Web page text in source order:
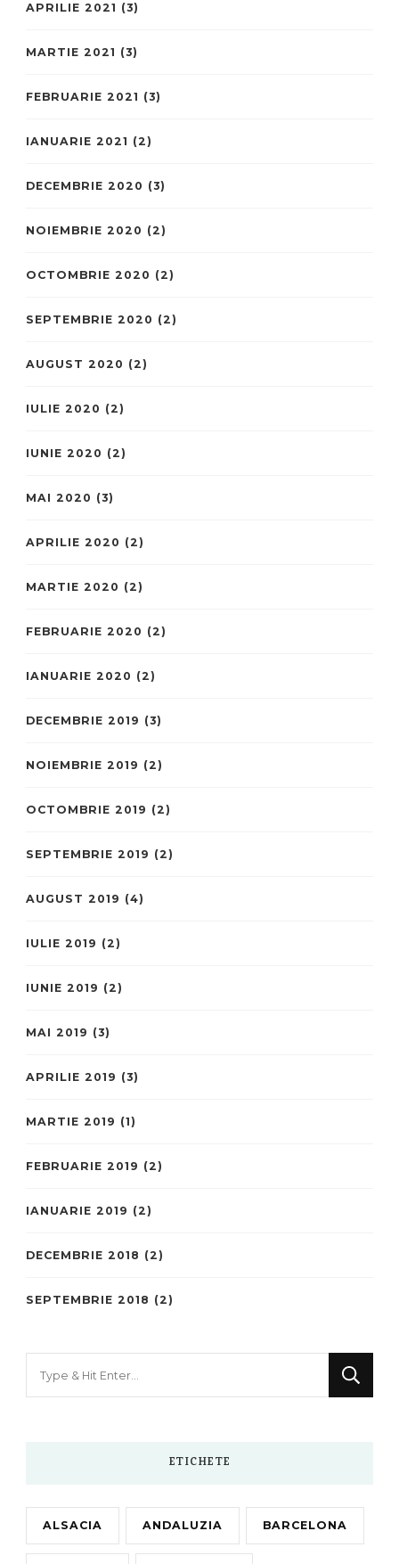
APRILIE 2021 (3)
MARTIE 2021 (3)
FEBRUARIE 2021 (3)
IANUARIE 2021 (2)
DECEMBRIE 2020 (3)
NOIEMBRIE 2020 (2)
OCTOMBRIE 2020 (2)
SEPTEMBRIE 2020 (2)
AUGUST 2020 (2)
IULIE 2020 (2)
IUNIE 2020 (2)
MAI 2020 (3)
APRILIE 2020 (2)
MARTIE 2020 (2)
FEBRUARIE 2020 (2)
IANUARIE 2020 (2)
DECEMBRIE 2019 (3)
NOIEMBRIE 2019 (2)
OCTOMBRIE 2019 (2)
SEPTEMBRIE 2019 (2)
AUGUST 2019 (4)
IULIE 2019 (2)
IUNIE 2019 (2)
MAI 2019 (3)
APRILIE 2019 (3)
MARTIE 2019 (1)
FEBRUARIE 2019 (2)
IANUARIE 2019 (2)
DECEMBRIE 2018 (2)
SEPTEMBRIE 2018 (2)
ETICHETE
ALSACIA ANDALUZIA BARCELONA